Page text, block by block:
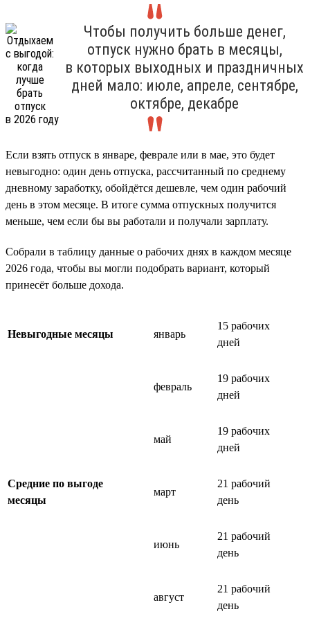
Чтобы получить больше денег,
отпуск нужно брать в месяцы,
в которых выходных и праздничных
дней мало: июле, апреле, сентябре,
октябре, декабре
Если взять отпуск в январе, феврале или в мае, это будет
невыгодно: один день отпуска, рассчитанный по среднему
дневному заработку, обойдётся дешевле, чем один рабочий
день в этом месяце. В итоге сумма отпускных получится
меньше, чем если бы вы работали и получали зарплату.
Собрали в таблицу данные о рабочих днях в каждом месяце
2026 года, чтобы вы могли подобрать вариант, который
принесёт больше дохода.
Невыгодные месяцы январь
15 рабочих
дней
февраль
19 рабочих
дней
май
19 рабочих
дней
Средние по выгоде
месяцы
март
21 рабочий
день
июнь
21 рабочий
день
август
21 рабочий
день